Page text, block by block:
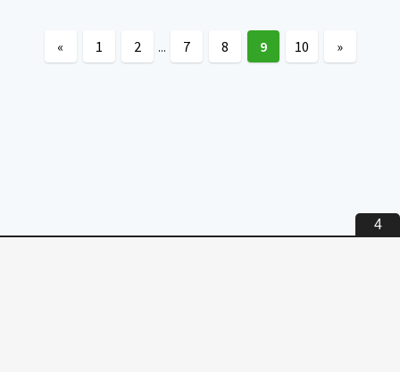
« 1 2 ... 7 8 9 10 »
3